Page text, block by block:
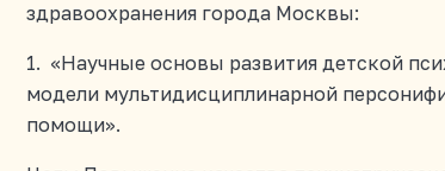
здравоохранения города Москвы:
1. «Научные основы развития детской
модели мультидисциплинарной
помощи».